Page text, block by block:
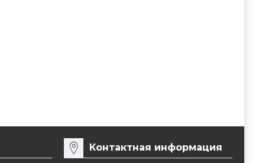
Контактная информация